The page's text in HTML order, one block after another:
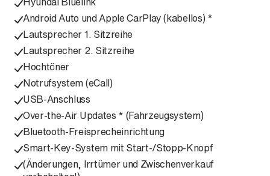
Android Auto und Apple CarPlay (kabellos) *
Lautsprecher 1. Sitzreihe
Lautsprecher 2. Sitzreihe
Hochtöner
Notrufsystem (eCall)
USB-Anschluss
Over-the-Air Updates * (Fahrzeugsystem)
Bluetooth-Freisprecheinrichtung
Smart-Key-System mit Start-/Stopp-Knopf
(Änderungen, Irrtümer und Zwischenverkauf